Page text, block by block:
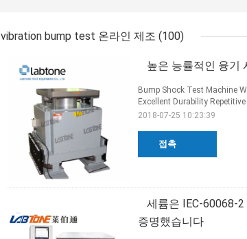
vibration bump test 온라인 제조 (100)
높은 능률적인 융기
접촉
Bump Shock Test Machine
Excellent Durability
2018-07-25 10:23:39
세륨은 IEC-60068-
증명했습니다